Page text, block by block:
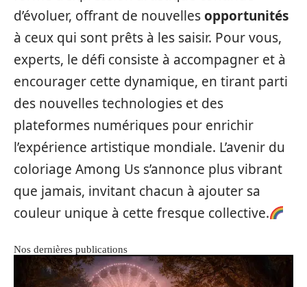
d’évoluer, offrant de nouvellesopportunités
à ceux qui sont prêts à les saisir. Pour vous,
experts, le défi consiste à accompagner et à
encourager cette dynamique, en tirant parti
des nouvelles technologies et des
plateformes numériques pour enrichir
l’expérience artistique mondiale. L’avenir du
coloriage Among Us s’annonce plus vibrant
que jamais, invitant chacun à ajouter sa
couleur unique à cette fresque collective.
Nos dernières publications